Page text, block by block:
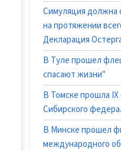
Симуляция должна
на протяжении
Декларация
В Туле прошел
спасают жизни"
В Томске прошла IX
Сибирского
В Минске прошел
международного